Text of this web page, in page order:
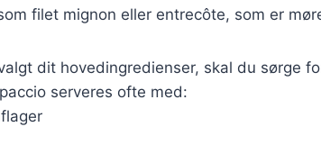
filet mignon eller entrecôte, som er
dit hovedingredienser, skal du sørge
serveres ofte med: